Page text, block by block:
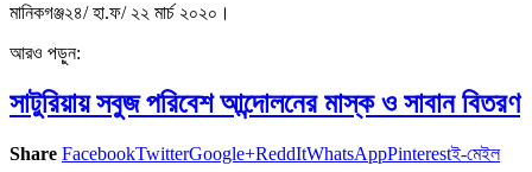
মানিকগঞ্জ২৪/ হা.ফ/ ২২ মার্চ ২০২০।
আরও পড়ুন:
সাটুরিয়ায় সবুজ পরিবেশ আন্দোলনের মাস্ক ও সাবান বিতরণ
Share FacebookTwitterGoogle+ReddItWhatsAppPinterestই-মেইল